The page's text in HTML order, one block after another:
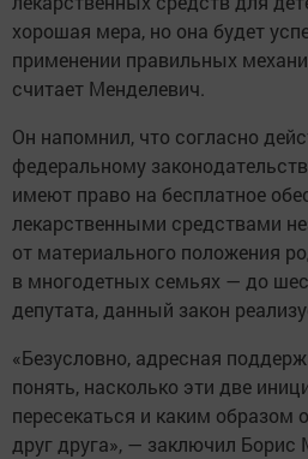
хорошая мера, но она будет
применении правильных
считает Менделевич.
Он напомнил, что согласно
федеральному
имеют право на бесплатное
лекарственными средствами
от материального положения
в многодетных семьях — до
депутата, данный закон
«Безусловно, адресная
понять, насколько эти две
пересекаться и каким образом
друг друга», — заключил Борис